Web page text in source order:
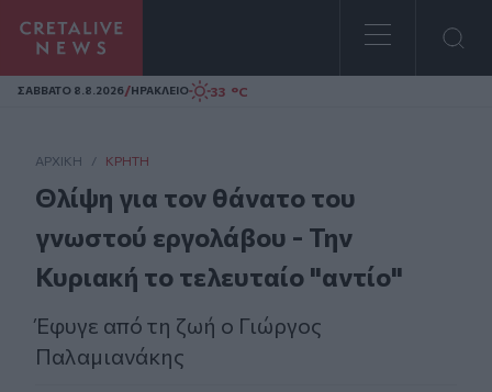
Homepage
ΣAΒΒΑΤΟ 8.8.2026/ΗΡΑΚΛΕΙΟ 33 °C
ΑΡΧΙΚΗ / ΚΡΉΤΗ
Θλίψη για τον θάνατο του
γνωστού εργολάβου - Την
Κυριακή το τελευταίο "αντίο"
Έφυγε από τη ζωή ο Γιώργος
Παλαμιανάκης